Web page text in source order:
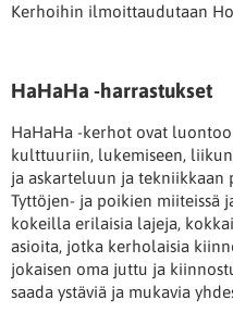
Kerhoihin ilmoittaudutaan
HaHaHa -harrastukset
HaHaHa -kerhot ovat
kulttuuriin, lukemiseen,
ja askarteluun ja tekniikkaan
Tyttöjen- ja poikien miiteissä
kokeilla erilaisia lajeja,
asioita, jotka kerholaisia
jokaisen oma juttu ja
saada ystäviä ja mukavia